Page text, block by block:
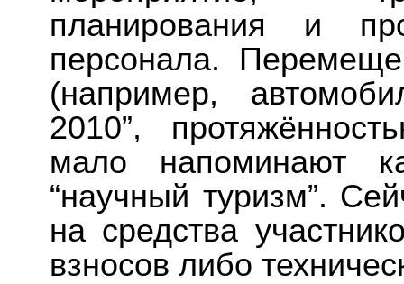
планирования и
персонала.
(например,
2010”,
мало напоминают
“научный туризм”.
на средства
взносов либо